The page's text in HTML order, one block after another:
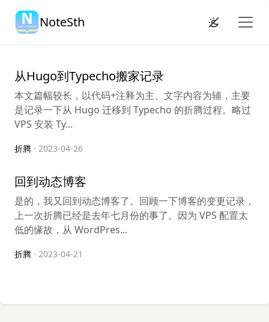
NoteSth
从Hugo到Typecho搬家记录
本文篇幅较长，以代码+注释为主、文字内容为辅，主要
是记录一下从 Hugo 迁移到 Typecho 的折腾过程。略过
VPS 安装 Ty...
折腾 · 2023-04-26
回到动态博客
是的，我又回到动态博客了。回顾一下博客的变更记录，
上一次折腾已经是去年七月份的事了。因为 VPS 配置太
低的缘故，从 WordPres...
折腾 · 2023-04-21